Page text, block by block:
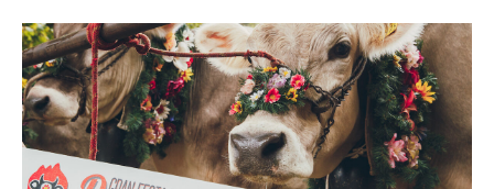
Italiano
German
English
Spanish